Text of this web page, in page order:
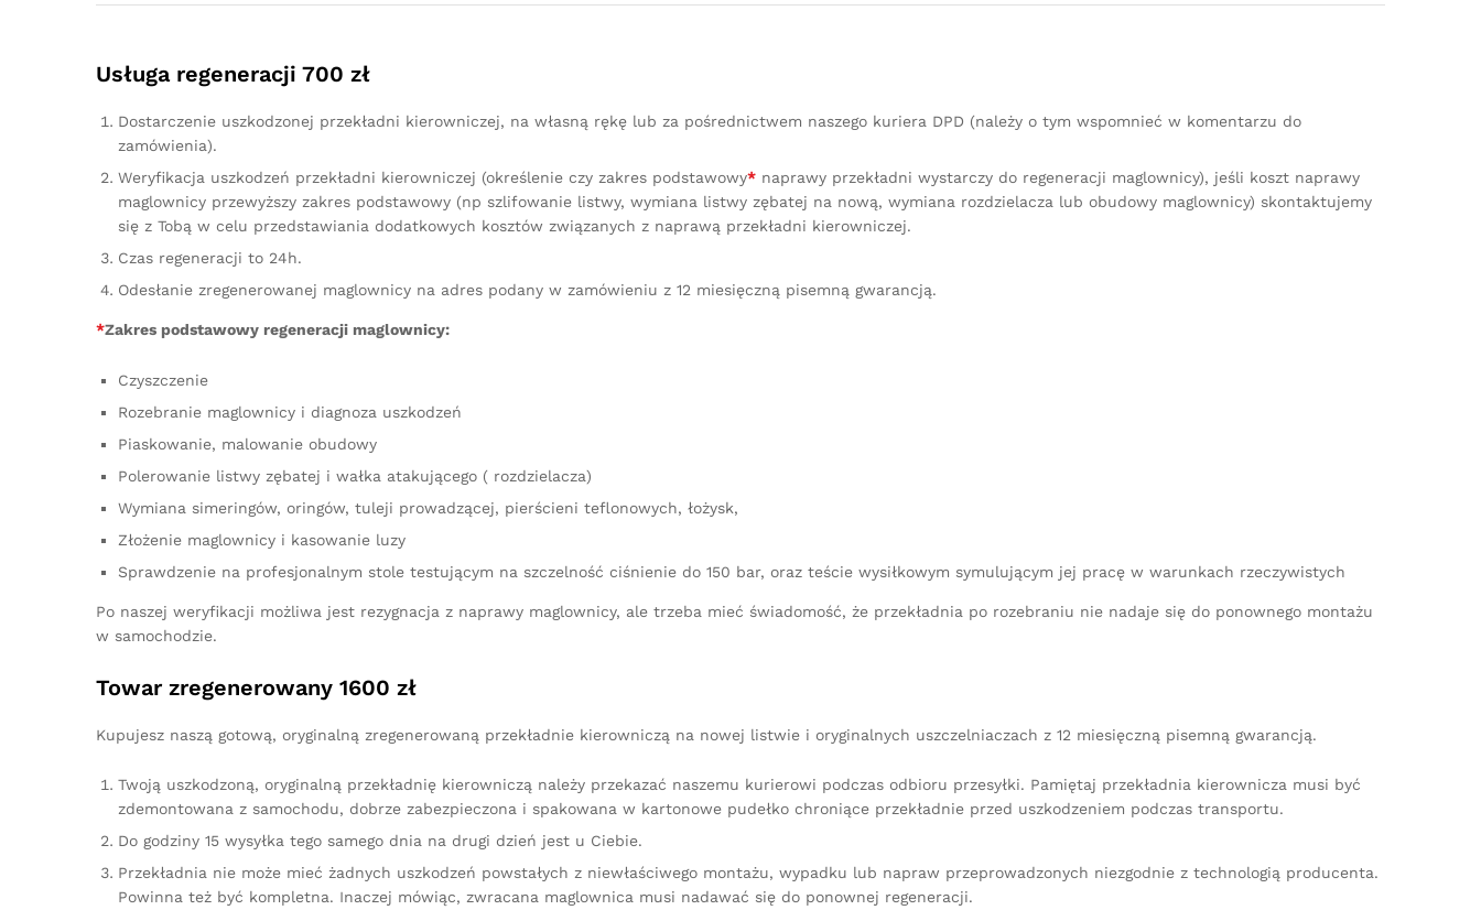
Nowa
Usługa regeneracji 700 zł
Dostarczenie uszkodzonej przekładni kierowniczej, na własną rękę lub za pośrednictwem naszego kuriera DPD (należy o tym wspomnieć w komentarzu do
zamówienia).
Weryfikacja uszkodzeń przekładni kierowniczej (określenie czy zakres podstawowy* naprawy przekładni wystarczy do regeneracji maglownicy), jeśli koszt naprawy
maglownicy przewyższy zakres podstawowy (np szlifowanie listwy, wymiana listwy zębatej na nową, wymiana rozdzielacza lub obudowy maglownicy) skontaktujemy
się z Tobą w celu przedstawiania dodatkowych kosztów związanych z naprawą przekładni kierowniczej.
Czas regeneracji to 24h.
Odesłanie zregenerowanej maglownicy na adres podany w zamówieniu z 12 miesięczną pisemną gwarancją.
*Zakres podstawowy regeneracji maglownicy:
Czyszczenie
Rozebranie maglownicy i diagnoza uszkodzeń
Piaskowanie, malowanie obudowy
Polerowanie listwy zębatej i wałka atakującego ( rozdzielacza)
Wymiana simeringów, oringów, tuleji prowadzącej, pierścieni teflonowych, łożysk,
Złożenie maglownicy i kasowanie luzy
Sprawdzenie na profesjonalnym stole testującym na szczelność ciśnienie do 150 bar, oraz teście wysiłkowym symulującym jej pracę w warunkach rzeczywistych
Po naszej weryfikacji możliwa jest rezygnacja z naprawy maglownicy, ale trzeba mieć świadomość, że przekładnia po rozebraniu nie nadaje się do ponownego montażu
w samochodzie.
Towar zregenerowany 1600 zł
Kupujesz naszą gotową, oryginalną zregenerowaną przekładnie kierowniczą na nowej listwie i oryginalnych uszczelniaczach z 12 miesięczną pisemną gwarancją.
Twoją uszkodzoną, oryginalną przekładnię kierowniczą należy przekazać naszemu kurierowi podczas odbioru przesyłki. Pamiętaj przekładnia kierownicza musi być
zdemontowana z samochodu, dobrze zabezpieczona i spakowana w kartonowe pudełko chroniące przekładnie przed uszkodzeniem podczas transportu.
Do godziny 15 wysyłka tego samego dnia na drugi dzień jest u Ciebie.
Przekładnia nie może mieć żadnych uszkodzeń powstałych z niewłaściwego montażu, wypadku lub napraw przeprowadzonych niezgodnie z technologią producenta.
Powinna też być kompletna. Inaczej mówiąc, zwracana maglownica musi nadawać się do ponownej regeneracji.